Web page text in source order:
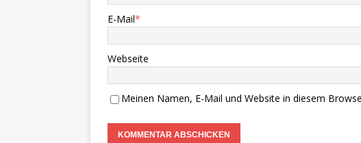
E-Mail*
Webseite
Meinen Namen, E-Mail und Website in diesem